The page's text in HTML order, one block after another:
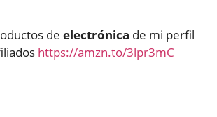
de electrónica de mi perfil
https://amzn.to/3lpr3mC